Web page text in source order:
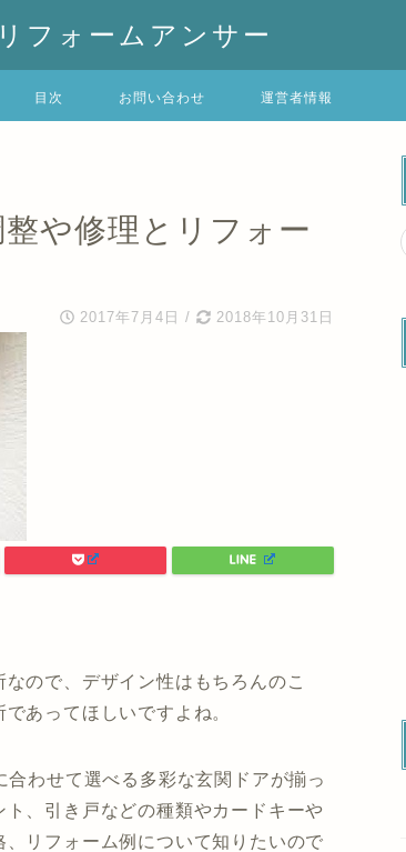
リフォームアンサー
目次 お問い合わせ 運営者情報
や修理とリフォー
2017年7月4日 / 2018年10月31日
ので、デザイン性はもちろんのこ
あってほしいですよね。
わせて選べる多彩な玄関ドアが揃っ
、引き戸などの種類やカードキーや
リフォーム例について知りたいので